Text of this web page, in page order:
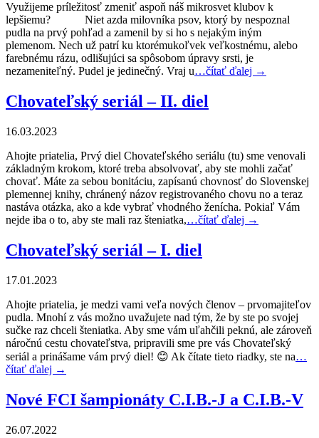
Využijeme príležitosť zmeniť aspoň náš mikrosvet klubov k
lepšiemu? Niet azda milovníka psov, ktorý by nespoznal
pudla na prvý pohľad a zamenil by si ho s nejakým iným
plemenom. Nech už patrí ku ktorémukoľvek veľkostnému, alebo
farebnému rázu, odlišujúci sa spôsobom úpravy srsti, je
nezameniteľný. Pudel je jedinečný. Vraj u…čítať ďalej →
Chovateľský seriál – II. diel
16.03.2023
Ahojte priatelia, Prvý diel Chovateľského seriálu (tu) sme venovali
základným krokom, ktoré treba absolvovať, aby ste mohli začať
chovať. Máte za sebou bonitáciu, zapísanú chovnosť do Slovenskej
plemennej knihy, chránený názov registrovaného chovu no a teraz
nastáva otázka, ako a kde vybrať vhodného ženícha. Pokiaľ Vám
nejde iba o to, aby ste mali raz šteniatka,…čítať ďalej →
Chovateľský seriál – I. diel
17.01.2023
Ahojte priatelia, je medzi vami veľa nových členov – prvomajiteľov
pudla. Mnohí z vás možno uvažujete nad tým, že by ste po svojej
sučke raz chceli šteniatka. Aby sme vám uľahčili peknú, ale zároveň
náročnú cestu chovateľstva, pripravili sme pre vás Chovateľský
seriál a prinášame vám prvý diel! 😊 Ak čítate tieto riadky, ste na…
čítať ďalej →
Nové FCI šampionáty C.I.B.-J a C.I.B.-V
26.07.2022